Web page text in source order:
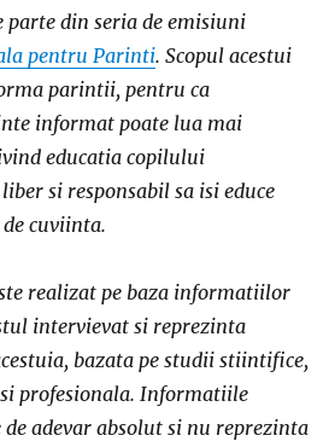
parte din seria de emisiuni
pentru Parinti. Scopul acestui
parintii, pentru ca
informat poate lua mai
educatia copilului
si responsabil sa isi educe
cuviinta.
realizat pe baza informatiilor
intervievat si reprezinta
bazata pe studii stiintifice,
profesionala. Informatiile
de adevar absolut si nu reprezinta